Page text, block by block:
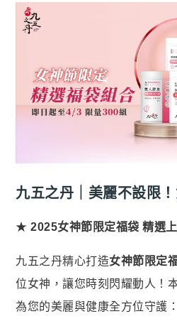
最新消息
媒體報導
名人推薦
九五闆闆
企業大宗採購/批發
💪 男性六大保健
至尊・黑瑪卡+酵母鋅 (熱銷NO1.)
九五之丹｜美麗不設限
★ 2025女神節限定福袋 精選上
九五之丹精心打造女神節限定
位女神，讓您時刻閃耀動人！
為您的美麗與健康全方位守護：